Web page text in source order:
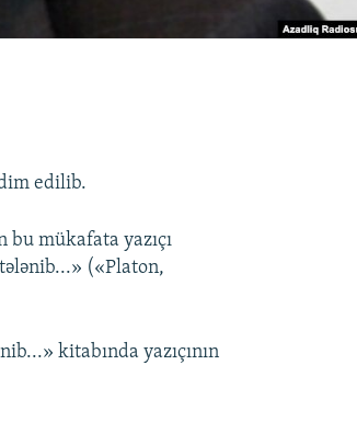
edilib.
bu mükafata yazıçı
(«Platon,
kitabında yazıçının